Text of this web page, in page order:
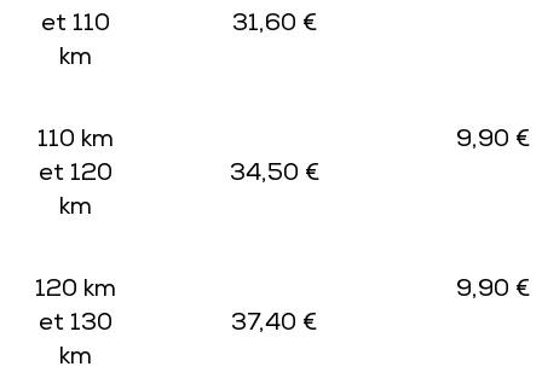
et 110
km
31,60 €
110 km
et 120
km
34,50 €
9,90 €
120 km
et 130
km
37,40 €
9,90 €